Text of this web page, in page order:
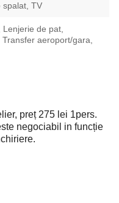
spalat, TV
de pat,
aeroport/gara,
preț 275 lei 1pers.
negociabil in funcție